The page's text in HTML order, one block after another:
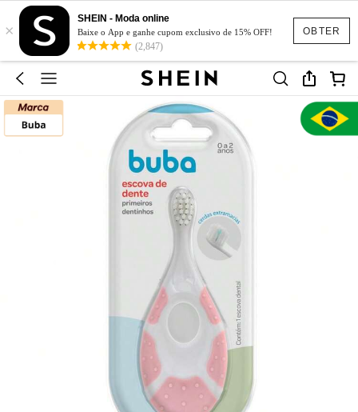
OBTER
×
SHEIN - Moda online
Baixe o App e ganhe cupom exclusivo de 15% OFF!
(2,847)